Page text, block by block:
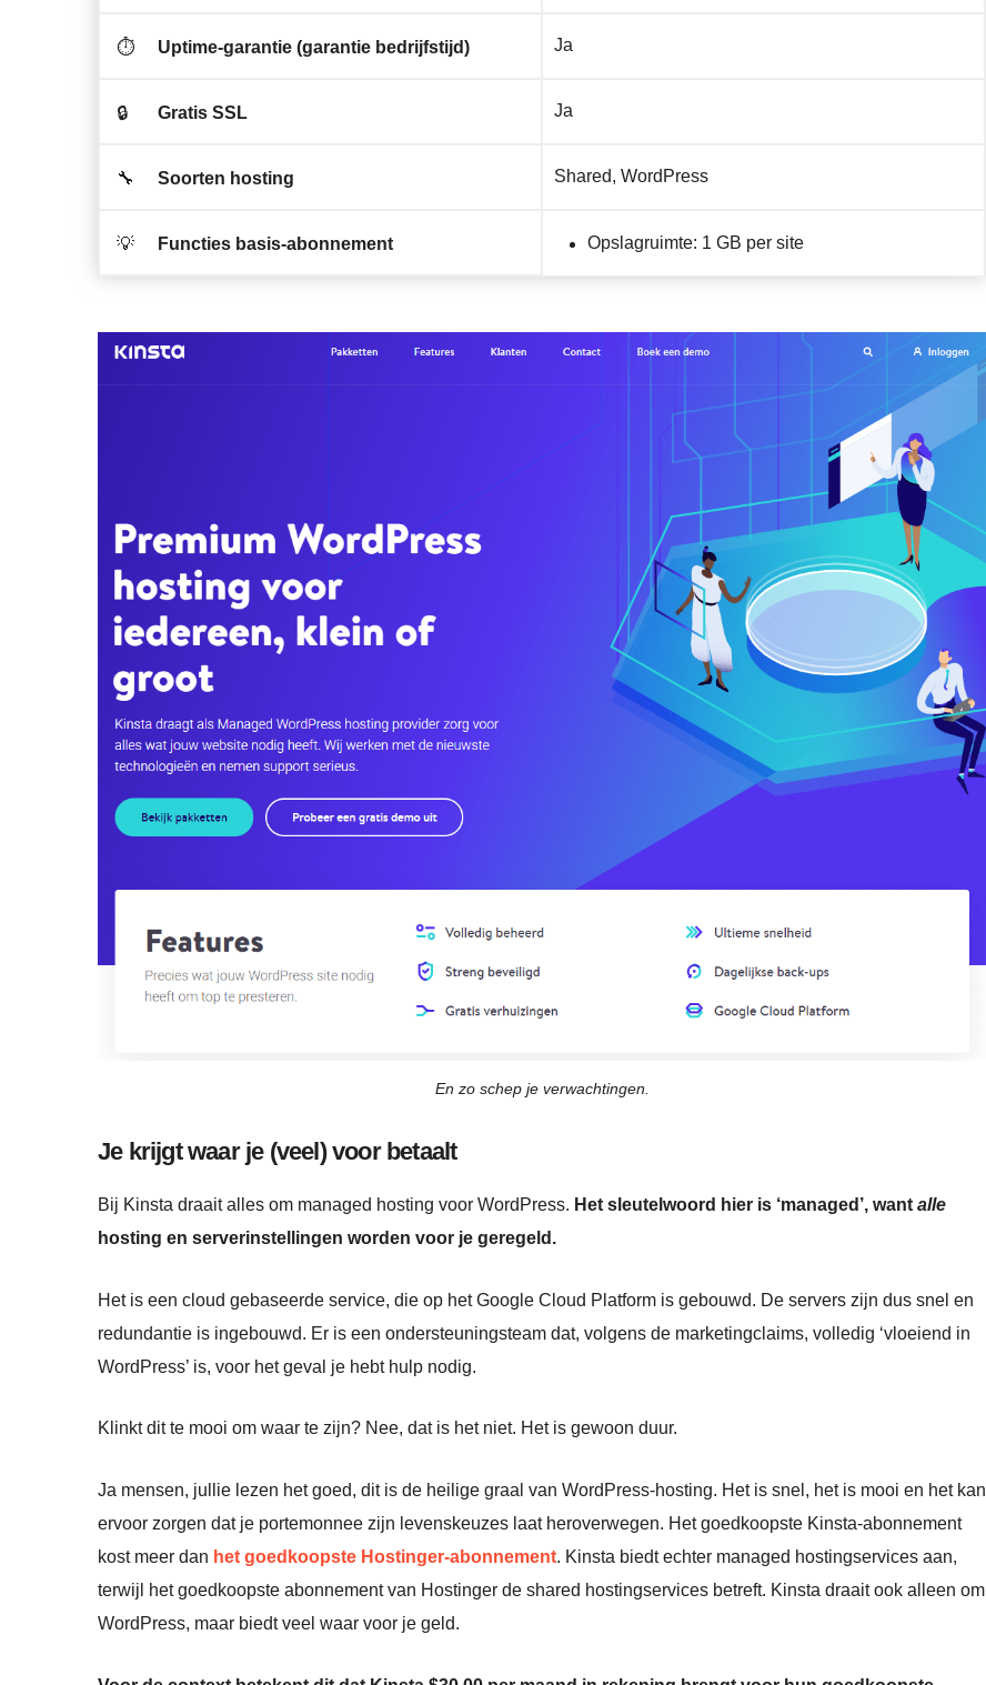
⏱️ Uptime-garantie (garantie bedrijfstijd) Ja
🔒 Gratis SSL Ja
🔧 Soorten hosting Shared, WordPress
💡 Functies basis-abonnement Opslagruimte: 1 GB per site
En zo schep je verwachtingen.
Je krijgt waar je (veel) voor betaalt
Bij Kinsta draait alles om managed hosting voor WordPress. Het sleutelwoord hier is ‘managed’, want alle
hosting en serverinstellingen worden voor je geregeld.
Het is een cloud gebaseerde service, die op het Google Cloud Platform is gebouwd. De servers zijn dus snel en
redundantie is ingebouwd. Er is een ondersteuningsteam dat, volgens de marketingclaims, volledig ‘vloeiend in
WordPress’ is, voor het geval je hebt hulp nodig.
Klinkt dit te mooi om waar te zijn? Nee, dat is het niet. Het is gewoon duur.
Ja mensen, jullie lezen het goed, dit is de heilige graal van WordPress-hosting. Het is snel, het is mooi en het kan
ervoor zorgen dat je portemonnee zijn levenskeuzes laat heroverwegen. Het goedkoopste Kinsta-abonnement
kost meer dan het goedkoopste Hostinger-abonnement. Kinsta biedt echter managed hostingservices aan,
terwijl het goedkoopste abonnement van Hostinger de shared hostingservices betreft. Kinsta draait ook alleen om
WordPress, maar biedt veel waar voor je geld.